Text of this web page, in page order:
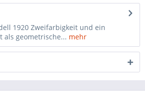
1920 Zweifarbigkeit und ein
als geometrische... mehr